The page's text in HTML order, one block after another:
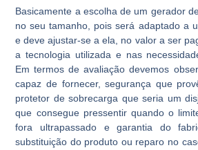
Basicamente a escolha de um gerador
no seu tamanho, pois será adaptado a
e deve ajustar-se a ela, no valor a ser
a tecnologia utilizada e nas
Em termos de avaliação devemos
capaz de fornecer, segurança que
protetor de sobrecarga que seria um
que consegue pressentir quando o
fora ultrapassado e garantia do
substituição do produto ou reparo no